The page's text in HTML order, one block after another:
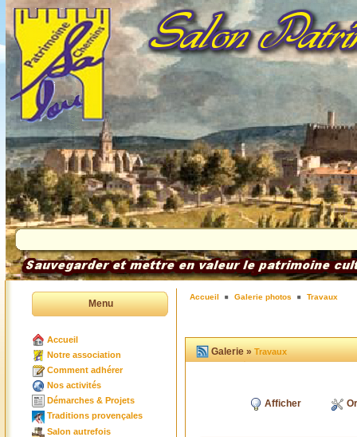
Menu
Accueil
Notre association
Comment adhérer
Nos activités
Démarches & Projets
Traditions provençales
Salon autrefois
Accueil Galerie photos Travaux
Galerie »Travaux
Afficher